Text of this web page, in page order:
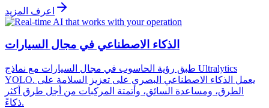
اعرف المزيد
الذكاء الاصطناعي في مجال السيارات
طبق رؤية الحاسوب في مجال السيارات مع نماذج Ultralytics
YOLO. يعمل الذكاء الاصطناعي البصري على تعزيز السلامة على
الطرق، ومساعدة السائق، وأتمتة المركبات من أجل طرق أكثر
ذكاءً.